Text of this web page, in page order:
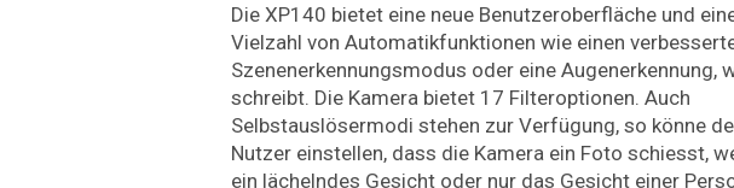
Die XP140 bietet eine neue Benutzeroberfläche und
Vielzahl von Automatikfunktionen wie einen
Szenenerkennungsmodus oder eine Augenerkennung,
schreibt. Die Kamera bietet 17 Filteroptionen. Auch
Selbstauslösermodi stehen zur Verfügung, so könne
Nutzer einstellen, dass die Kamera ein Foto schiesst,
ein lächelndes Gesicht oder nur das Gesicht einer